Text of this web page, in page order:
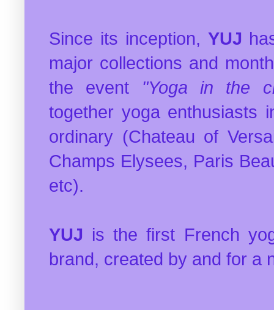
Since its inception, YUJ
major collections and
the event "Yoga in the
together yoga enthusiasts
ordinary (Chateau of
Champs Elysees, Paris
etc).
YUJ is the first French
brand, created by and for a